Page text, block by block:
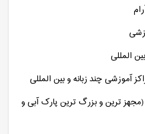
المللی
آموزشی چند زبانه و بین المللی
(مجهز ترین و بزرگ ترین پارک آبی و